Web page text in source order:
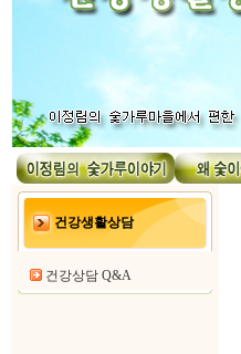
건강생활상담
건강상담 Q&A